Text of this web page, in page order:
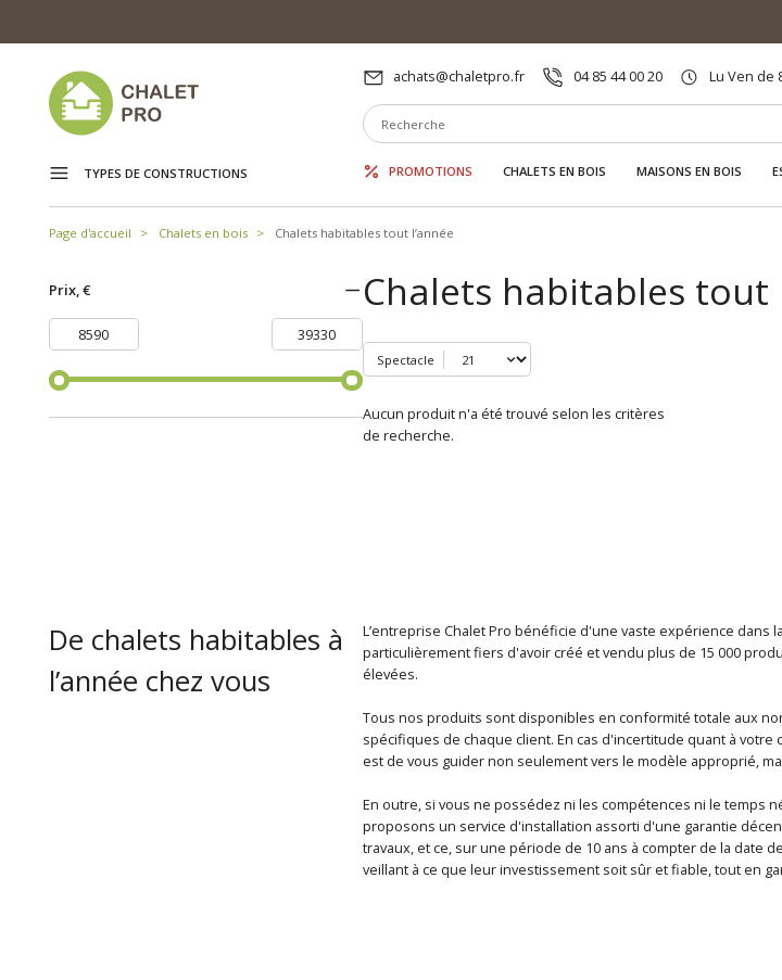
achats@chaletpro.fr 04 85 44 00 20 Lu Ven de
TYPES DE CONSTRUCTIONS PROMOTIONS CHALETS EN BOIS MAISONS EN BOIS
Page d'accueil Chalets en bois Chalets habitables tout l’année
Prix, € Chalets habitables tout
Spectacle
Aucun produit n'a été trouvé selon les critères
de recherche.
De chalets habitables à
l’année chez vous
L’entreprise Chalet Pro bénéficie d'une vaste expérience dans
particulièrement fiers d'avoir créé et vendu plus de 15 000
élevées.
Tous nos produits sont disponibles en conformité totale aux
spécifiques de chaque client. En cas d'incertitude quant à
est de vous guider non seulement vers le modèle approprié,
En outre, si vous ne possédez ni les compétences ni le temps
proposons un service d'installation assorti d'une garantie
travaux, et ce, sur une période de 10 ans à compter de la date
veillant à ce que leur investissement soit sûr et fiable, tout en